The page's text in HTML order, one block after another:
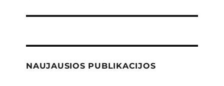
NAUJAUSIOS PUBLIKACIJOS